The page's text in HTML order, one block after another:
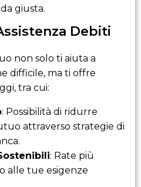
giusta.
Debiti
non solo ti aiuta a
difficile, ma ti offre
tra cui:
: Possibilità di ridurre
attraverso strategie di
: Rate più
alle tue esigenze